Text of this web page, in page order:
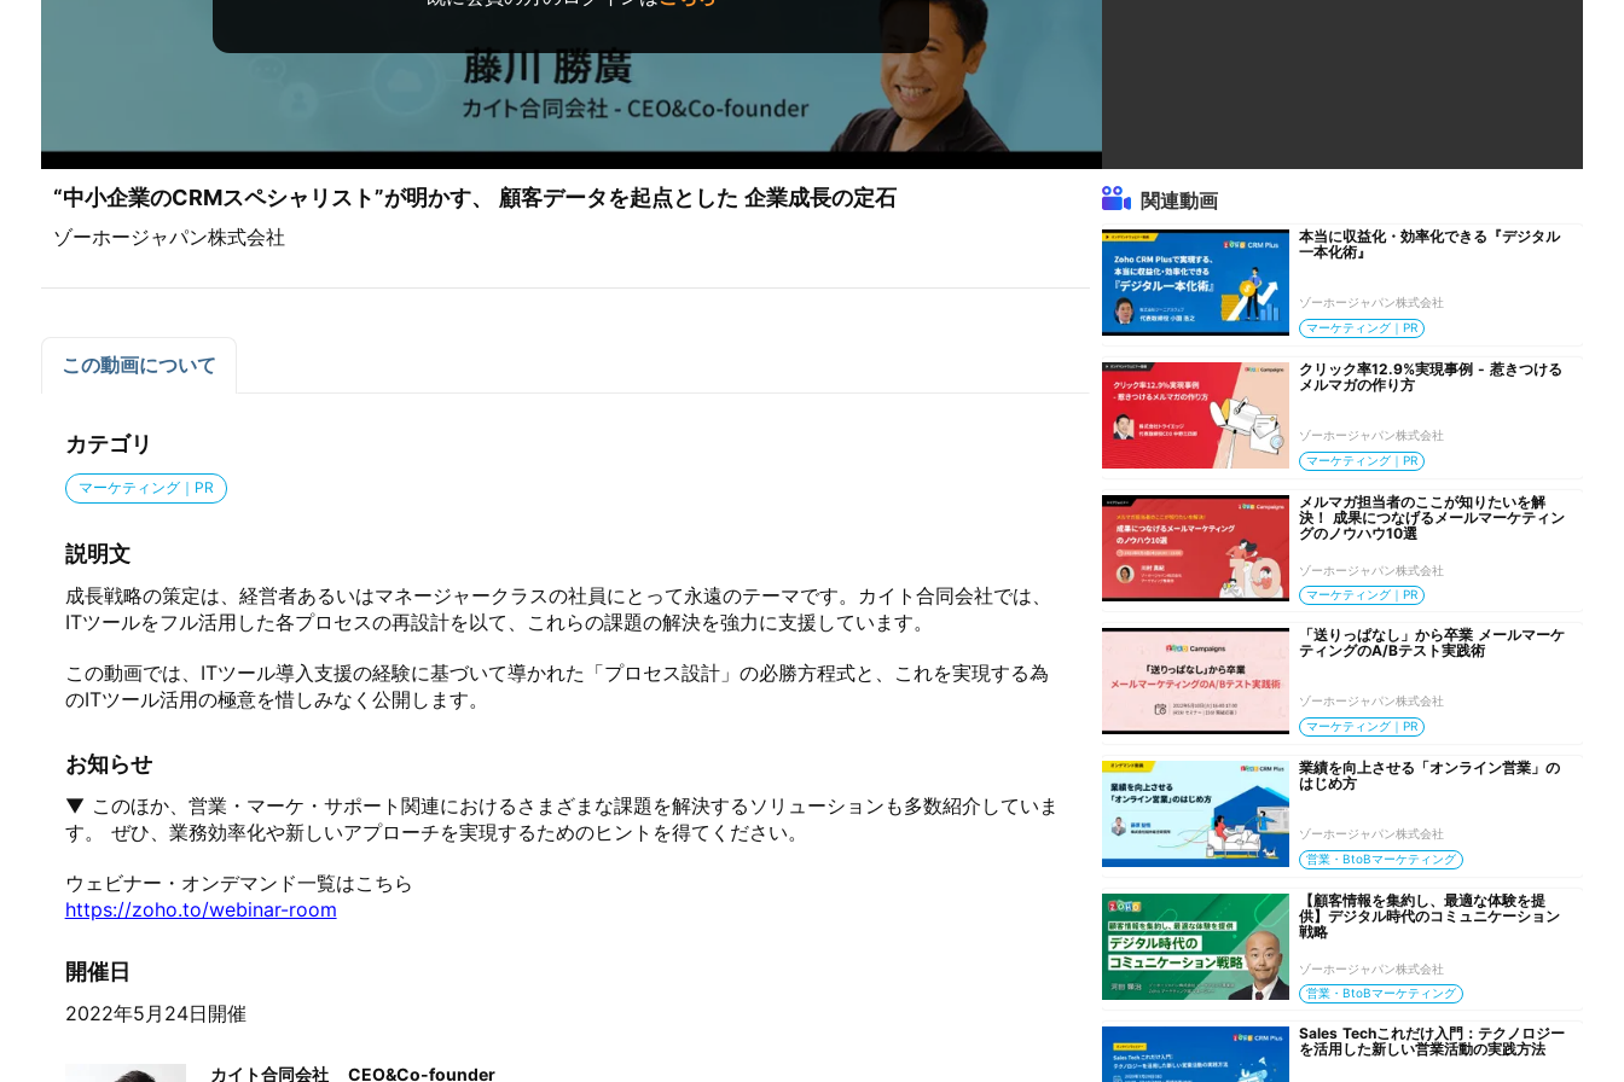
“中小企業のCRMスペシャリスト”が明かす、 顧客データを起点とした 企業成長の定石
ゾーホージャパン株式会社
この動画について
カテゴリ
マーケティング｜PR
説明文
成長戦略の策定は、経営者あるいはマネージャークラスの社員にとって永遠のテーマです。カイト合同会社では、
ITツールをフル活用した各プロセスの再設計を以て、これらの課題の解決を強力に支援しています。
この動画では、ITツール導入支援の経験に基づいて導かれた「プロセス設計」の必勝方程式と、これを実現する為
のITツール活用の極意を惜しみなく公開します。
お知らせ
▼ このほか、営業・マーケ・サポート関連におけるさまざまな課題を解決するソリューションも多数紹介していま
す。 ぜひ、業務効率化や新しいアプローチを実現するためのヒントを得てください。
https://zoho.to/webinar-room
開催日
2022年5月24日開催
カイト合同会社 CEO&Co-founder
関連動画
本当に収益化・効率化できる『デジタル
一本化術』
ゾーホージャパン株式会社
マーケティング｜PR
クリック率12.9%実現事例 - 惹きつける
メルマガの作り方
ゾーホージャパン株式会社
マーケティング｜PR
メルマガ担当者のここが知りたいを解
決！ 成果につなげるメールマーケティン
グのノウハウ10選
ゾーホージャパン株式会社
マーケティング｜PR
「送りっぱなし」から卒業 メールマーケ
ティングのA/Bテスト実践術
ゾーホージャパン株式会社
マーケティング｜PR
業績を向上させる「オンライン営業」の
はじめ方
ゾーホージャパン株式会社
営業・BtoBマーケティング
【顧客情報を集約し、最適な体験を提
供】デジタル時代のコミュニケーション
戦略
ゾーホージャパン株式会社
営業・BtoBマーケティング
Sales Techこれだけ入門：テクノロジー
を活用した新しい営業活動の実践方法